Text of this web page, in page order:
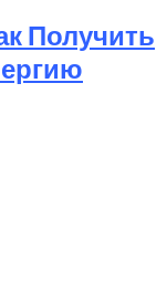
Получить